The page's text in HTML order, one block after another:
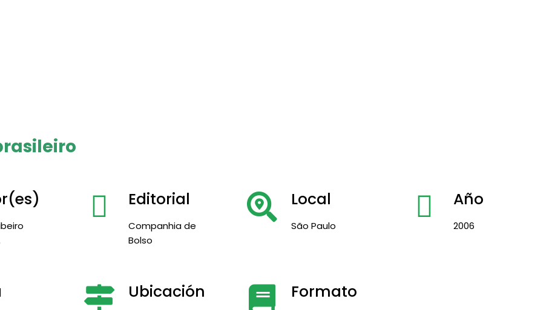
Editorial
Companhia de
Bolso
Local
São Paulo
Año
2006
Ubicación Formato